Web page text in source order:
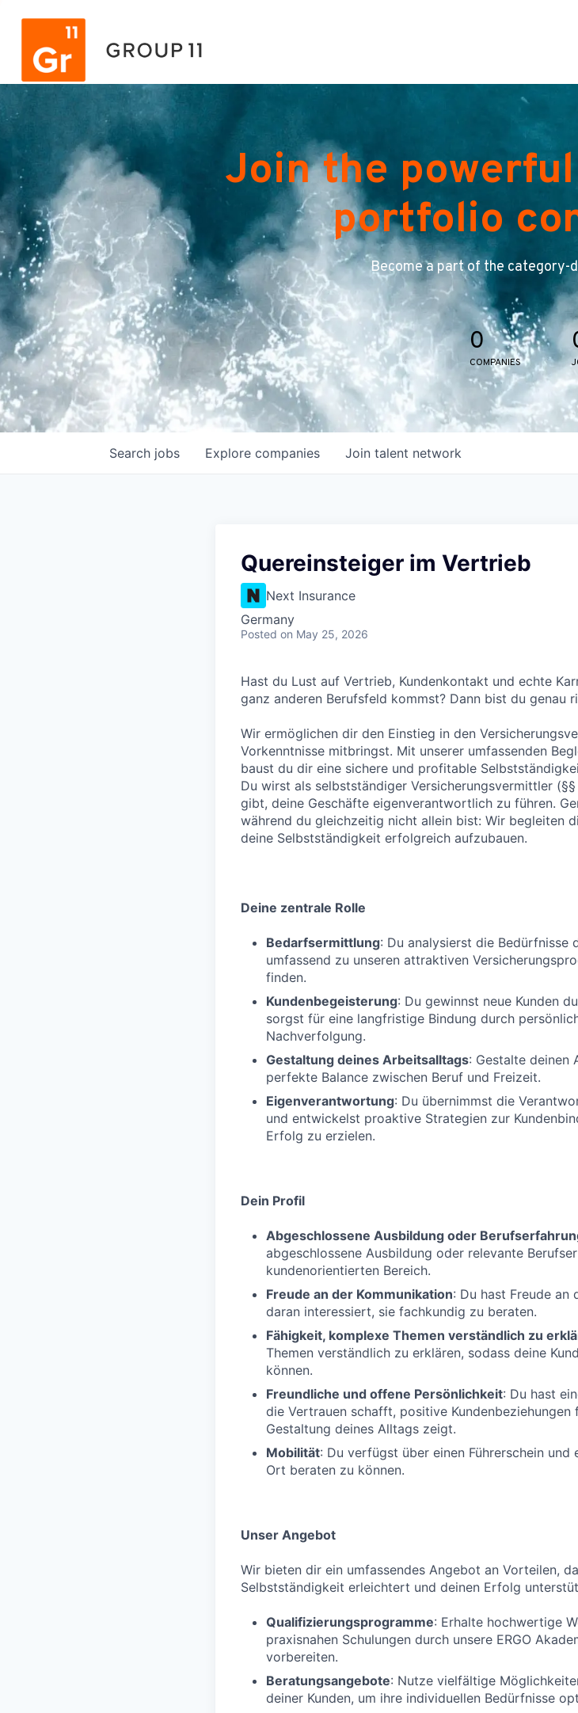
Join the
portfolio
Become a part of the category-
0
COMPANIES
Search jobs Explore companies Join talent network
Quereinsteiger im Vertrieb
Next Insurance
Germany
Posted on May 25, 2026
Hast du Lust auf Vertrieb, Kundenkontakt und echte
ganz anderen Berufsfeld kommst? Dann bist du genau
Wir ermöglichen dir den Einstieg in den
Vorkenntnisse mitbringst. Mit unserer umfassenden
baust du dir eine sichere und profitable
Du wirst als selbstständiger Versicherungsvermittler
gibt, deine Geschäfte eigenverantwortlich zu führen.
während du gleichzeitig nicht allein bist: Wir begleiten
deine Selbstständigkeit erfolgreich aufzubauen.
Deine zentrale Rolle
Bedarfsermittlung: Du analysierst die Bedürfnisse
umfassend zu unseren attraktiven
finden.
Kundenbegeisterung: Du gewinnst neue Kunden
sorgst für eine langfristige Bindung durch
Nachverfolgung.
Gestaltung deines Arbeitsalltags: Gestalte deinen
perfekte Balance zwischen Beruf und Freizeit.
Eigenverantwortung: Du übernimmst die
und entwickelst proaktive Strategien zur
Erfolg zu erzielen.
Dein Profil
Abgeschlossene Ausbildung oder
abgeschlossene Ausbildung oder relevante
kundenorientierten Bereich.
Freude an der Kommunikation: Du hast Freude an
daran interessiert, sie fachkundig zu beraten.
Fähigkeit, komplexe Themen verständlich zu
Themen verständlich zu erklären, sodass deine
können.
Freundliche und offene Persönlichkeit: Du hast
die Vertrauen schafft, positive
Gestaltung deines Alltags zeigt.
Mobilität: Du verfügst über einen Führerschein und
Ort beraten zu können.
Unser Angebot
Wir bieten dir ein umfassendes Angebot an Vorteilen,
Selbstständigkeit erleichtert und deinen Erfolg
Qualifizierungsprogramme: Erhalte hochwertige
praxisnahen Schulungen durch unsere ERGO
vorbereiten.
Beratungsangebote: Nutze vielfältige
deiner Kunden, um ihre individuellen Bedürfnisse